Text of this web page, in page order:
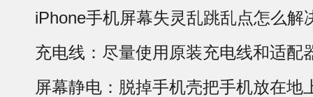
iPhone手机屏幕失灵乱跳乱点怎么解
充电线：尽量使用原装充电线和适配
屏幕静电：脱掉手机壳把手机放在地